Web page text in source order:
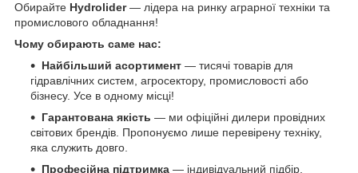
Обирайте Hydrolider— лідера на ринку аграрної техніки та
промислового обладнання!
Чому обирають саме нас:
Найбільший асортимент — тисячі товарів для
гідравлічних систем, агросектору, промисловості або
бізнесу. Усе в одному місці!
Гарантована якість — ми офіційні дилери провідних
світових брендів. Пропонуємо лише перевірену техніку,
яка служить довго.
Професійна підтримка — індивідуальний підбір,